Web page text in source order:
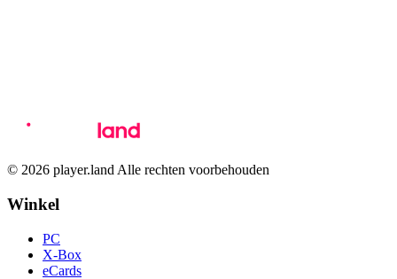
© 2026 player.land Alle rechten voorbehouden
Winkel
PC
X-Box
eCards